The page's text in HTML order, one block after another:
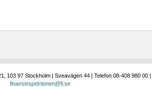
103 97 Stockholm | Sveavägen 44 | Telefon 08-408 980 00 |
finansinspektionen@fi.se